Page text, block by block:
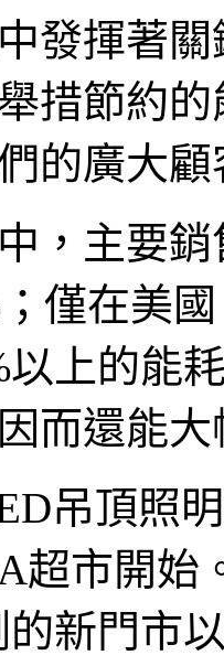
發揮著
措節約
的廣大顧
，主要
僅在美
上的能
而還能
吊頂照
超市開始
的新門市